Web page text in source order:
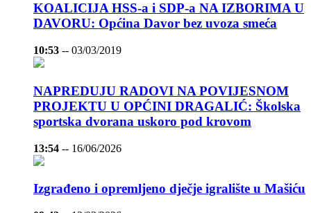
KOALICIJA HSS-a i SDP-a NA IZBORIMA U
DAVORU: Općina Davor bez uvoza smeća
10:53 -- 03/03/2019
NAPREDUJU RADOVI NA POVIJESNOM
PROJEKTU U OPĆINI DRAGALIĆ: Školska
sportska dvorana uskoro pod krovom
13:54 -- 16/06/2026
Izgrađeno i opremljeno dječje igralište u Mašiću